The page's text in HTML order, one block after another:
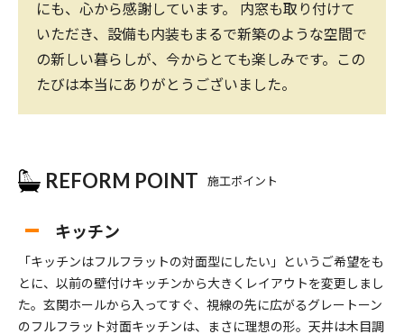
にも、心から感謝しています。 内窓も取り付けて
いただき、設備も内装もまるで新築のような空間で
の新しい暮らしが、今からとても楽しみです。この
たびは本当にありがとうございました。
REFORM POINT 施工ポイント
キッチン
「キッチンはフルフラットの対面型にしたい」というご希望をも
とに、以前の壁付けキッチンから大きくレイアウトを変更しまし
た。玄関ホールから入ってすぐ、視線の先に広がるグレートーン
のフルフラット対面キッチンは、まさに理想の形。天井は木目調